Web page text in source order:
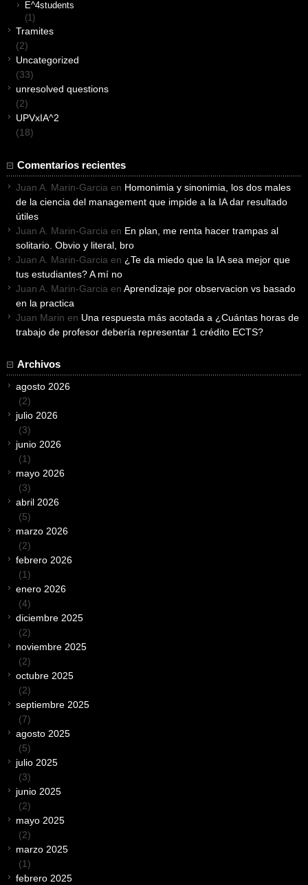
E^4students
(1)
Tramites
(2)
Uncategorized
(33)
unresolved questions
(2)
UPVxIA^2
(18)
Comentarios recientes
Juan A. Marin-Garcia en Homonimia y sinonimia, los dos males
de la ciencia del management que impide a la IA dar resultado
útiles
Juan A. Marin-Garcia en En plan, me renta hacer trampas al
solitario. Obvio y literal, bro
Juan A. Marin-Garcia en ¿Te da miedo que la IA sea mejor que
tus estudiantes? A mí no
Juan A. Marin-Garcia en Aprendizaje por observacion vs basado
en la practica
Juan Marin en Una respuesta más acotada a ¿Cuántas horas de
trabajo de profesor debería representar 1 crédito ECTS?
Archivos
agosto 2026
(2)
julio 2026
(3)
junio 2026
(1)
mayo 2026
(3)
abril 2026
(5)
marzo 2026
(2)
febrero 2026
(1)
enero 2026
(4)
diciembre 2025
(2)
noviembre 2025
(2)
octubre 2025
(2)
septiembre 2025
(7)
agosto 2025
(5)
julio 2025
(3)
junio 2025
(2)
mayo 2025
(2)
marzo 2025
(1)
febrero 2025